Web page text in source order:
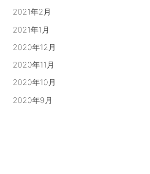
2021年2月
2021年1月
2020年12月
2020年11月
2020年10月
2020年9月